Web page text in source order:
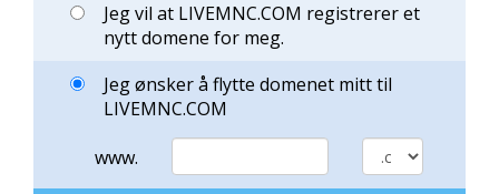
Jeg vil at LIVEMNC.COM registrerer et
nytt domene for meg.
Jeg ønsker å flytte domenet mitt til
LIVEMNC.COM
www.